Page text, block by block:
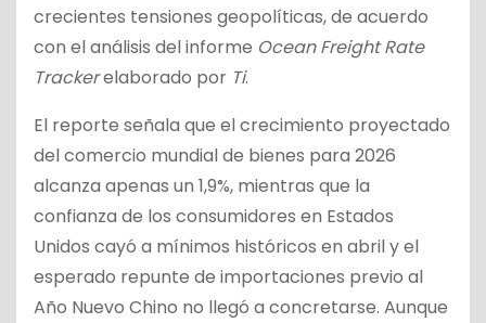
crecientes tensiones geopolíticas, de acuerdo
con el análisis del informe Ocean Freight Rate
Trackerelaborado por Ti.
El reporte señala que el crecimiento proyectado
del comercio mundial de bienes para 2026
alcanza apenas un 1,9%, mientras que la
confianza de los consumidores en Estados
Unidos cayó a mínimos históricos en abril y el
esperado repunte de importaciones previo al
Año Nuevo Chino no llegó a concretarse. Aunque